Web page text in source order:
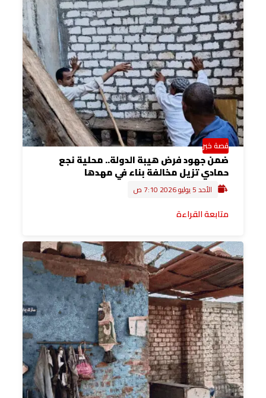
قصة خبر
ضمن جهود فرض هيبة الدولة.. محلية نجع
حمادي تزيل مخالفة بناء في مهدها
الأحد 5 يوليو 2026 7:10 ص
متابعة القراءة